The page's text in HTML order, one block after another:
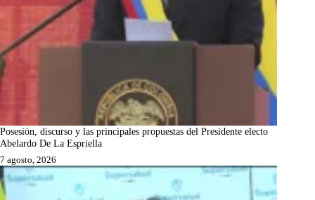
Posesión, discurso y las principales propuestas del Presidente electo
Abelardo De La Espriella
7 agosto, 2026